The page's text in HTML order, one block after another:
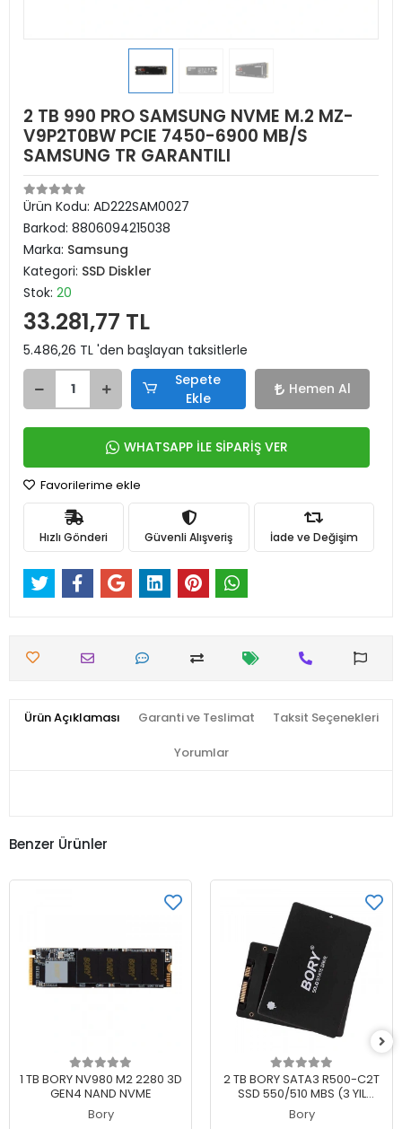
2 TB 990 PRO SAMSUNG NVME M.2 MZ-
V9P2T0BW PCIE 7450-6900 MB/S
SAMSUNG TR GARANTILI
Ürün Kodu: AD222SAM0027
Barkod: 8806094215038
Marka: Samsung
Kategori: SSD Diskler
Stok: 20
33.281,77 TL
5.486,26 TL 'den başlayan taksitlerle
Sepete
Ekle
Hemen Al
WHATSAPP İLE SİPARİŞ VER
Favorilerime ekle
Hızlı Gönderi Güvenli Alışveriş İade ve Değişim
Ürün Açıklaması Garanti ve Teslimat Taksit Seçenekleri
Yorumlar
Benzer Ürünler
Sepete Ekle
1 TB BORY NV980 M2 2280 3D
GEN4 NAND NVME
Bory
Sepete Ekle
2 TB BORY SATA3 R500-C2T
SSD 550/510 MBS (3 YIL
GARANTİLİ)
Bory